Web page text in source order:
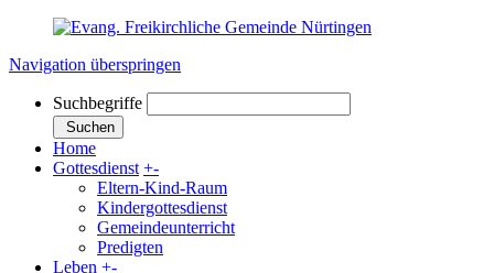
Navigation überspringen
Suchbegriffe
Suchen
Home
Gottesdienst +-
Eltern-Kind-Raum
Kindergottesdienst
Gemeindeunterricht
Predigten
Leben +-